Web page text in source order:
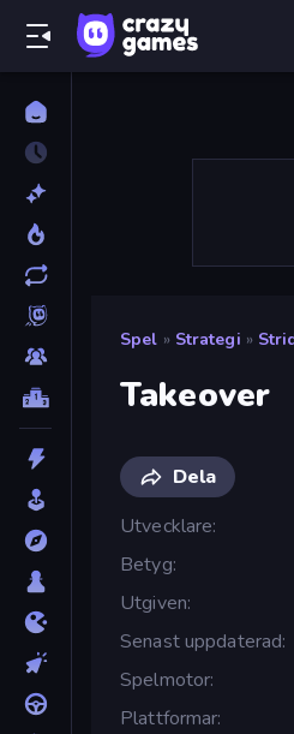
Spel » Strategi »
Takeover
Dela
Utvecklare
Betyg
Utgiven
Senast uppdaterad
Spelmotor
Plattformar